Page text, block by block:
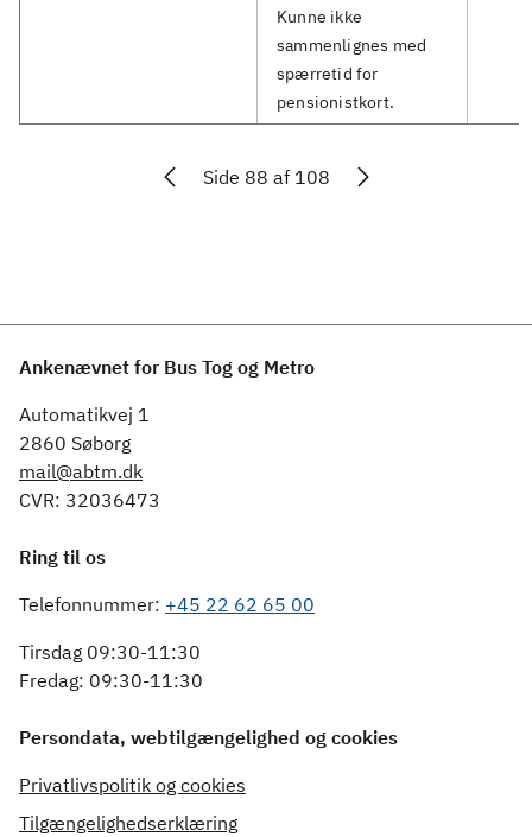
Kunne ikke
sammenlignes med
spærretid for
pensionistkort.
Side 88 af 108
Ankenævnet for Bus Tog og Metro
Automatikvej 1
2860 Søborg
mail@abtm.dk
CVR: 32036473
Ring til os
Telefonnummer: +45 22 62 65 00
Tirsdag 09:30-11:30
Fredag: 09:30-11:30
Persondata, webtilgængelighed og cookies
Privatlivspolitik og cookies
Tilgængelighedserklæring